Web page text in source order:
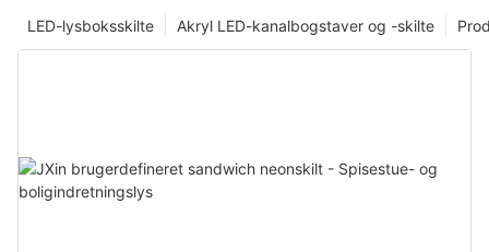
Akryl LED-kanalbogstaver og -skilte
LED-lysboksskilte